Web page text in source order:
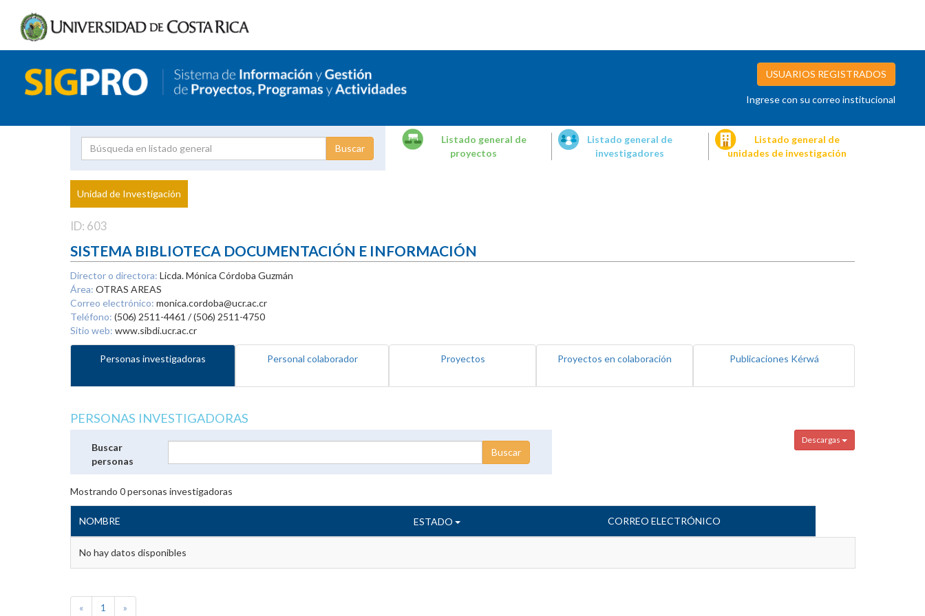
USUARIOS REGISTRADOS
Ingrese con su correo institucional
Proyecto
Investigador
Listado general de
proyectos
Listado general de
investigadores
Listado general de
unidades de investigación
Unidad de Investigación
ID: 603
SISTEMA BIBLIOTECA DOCUMENTACIÓN E INFORMACIÓN
Director o directora: Licda. Mónica Córdoba Guzmán
Área: OTRAS AREAS
Correo electrónico: monica.cordoba@ucr.ac.cr
Teléfono: (506) 2511-4461 / (506) 2511-4750
Sitio web: www.sibdi.ucr.ac.cr
Personas investigadoras Personal colaborador Proyectos Proyectos en colaboración Publicaciones Kérwá
PERSONAS INVESTIGADORAS
Descargas
Buscar
personas
Mostrando 0personas investigadoras
NOMBRE ESTADO CORREO ELECTRÓNICO
No hay datos disponibles
« 1 »